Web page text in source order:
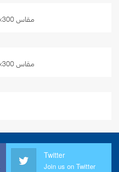
Twitter
Join us on Twitter